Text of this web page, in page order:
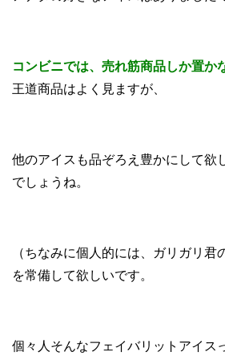
コンビニでは、売れ筋商品しか置か
王道商品はよく見ますが、
他のアイスも品ぞろえ豊かにして欲
でしょうね。
（ちなみに個人的には、ガリガリ君
を常備して欲しいです。
個々人そんなフェイバリットアイス